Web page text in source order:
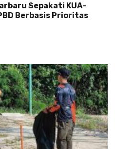
Sepakati KUA-
Berbasis Prioritas